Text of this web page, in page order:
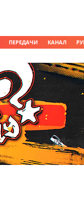
ПЕРЕДАЧИ КАНАЛ